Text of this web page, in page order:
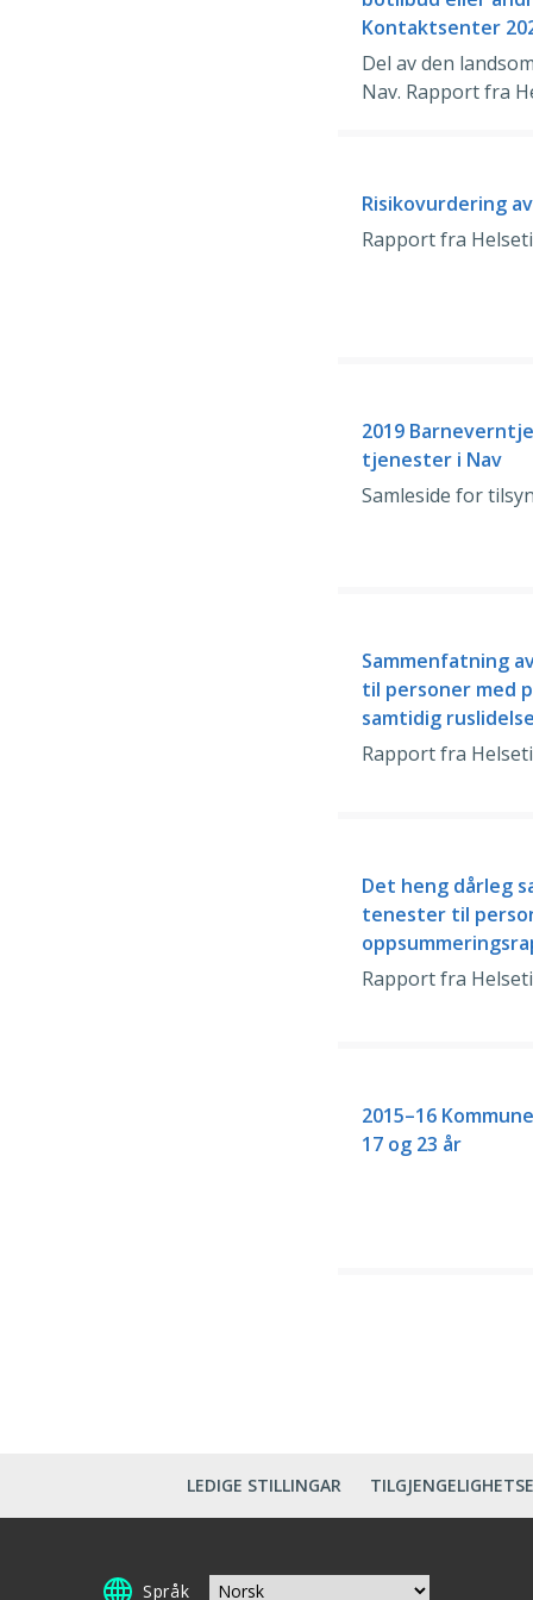
Kontaktsenter
Del av den
Nav. Rapport fra
Risikovurdering
Rapport fra
2019
tjenester i Nav
Samleside for
Sammenfatning
til personer med
samtidig
Rapport fra
Det heng dårleg
tenester til
Rapport fra
2015–16
17 og 23 år
LEDIGE STILLINGAR
Språk